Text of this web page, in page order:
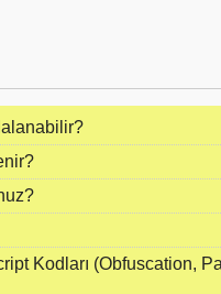
Kodları (Obfuscation,